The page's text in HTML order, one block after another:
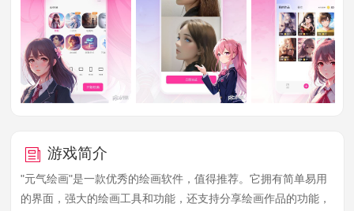
游戏简介
"元气绘画"是一款优秀的绘画软件，值得推荐。它拥有简单易用
的界面，强大的绘画工具和功能，还支持分享绘画作品的功能，